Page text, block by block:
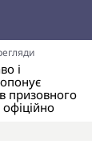
і
призовного